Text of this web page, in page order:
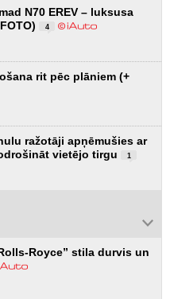
N70 EREV – luksusa
4
rit pēc plāniem (+
ražotāji apņēmušies ar
vietējo tirgu
1
Royce” stila durvis un